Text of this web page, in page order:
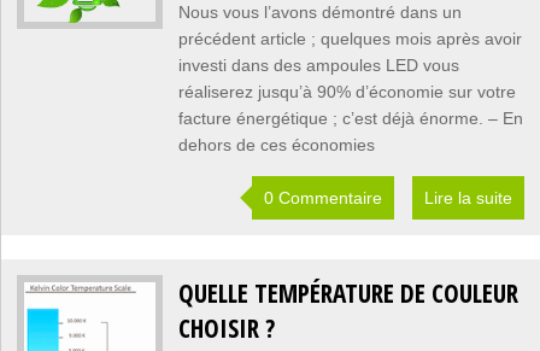
Nous vous l’avons démontré dans un
précédent article ; quelques mois après avoir
investi dans des ampoules LED vous
réaliserez jusqu’à 90% d’économie sur votre
facture énergétique ; c’est déjà énorme. – En
dehors de ces économies
0 Commentaire Lire la suite
QUELLE TEMPÉRATURE DE COULEUR
CHOISIR ?